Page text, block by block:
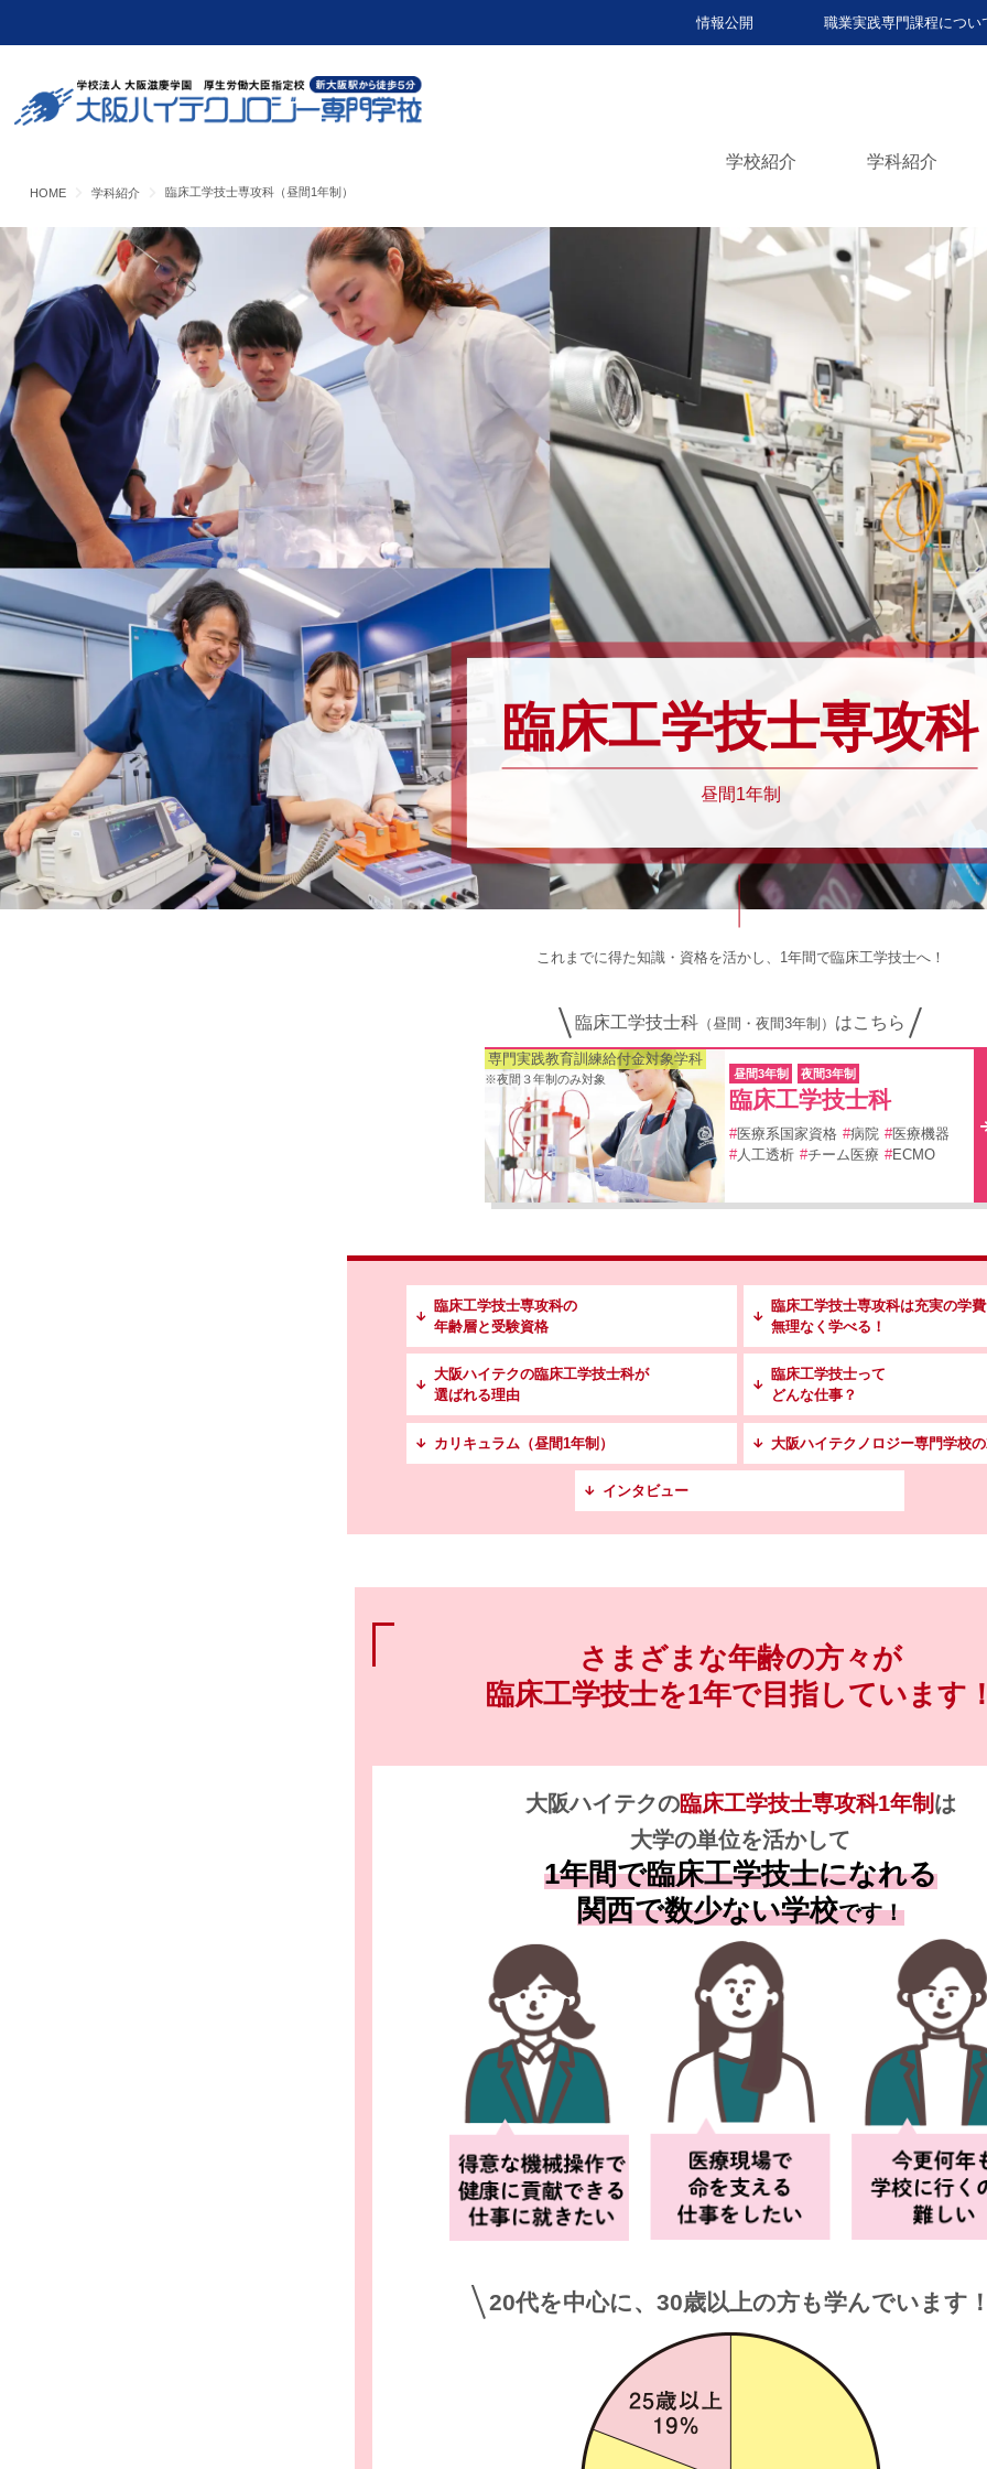
情報公開 職業実践専門課程につい
学校紹介 学科紹介
HOME 学科紹介 臨床工学技士専攻科（昼間1年制）
臨床工学技士専攻科
昼間1年制
これまでに得た知識・資格を活かし、1年間で臨床工学技士へ！
臨床工学技士科 （昼間・夜間3年制） はこちら
専門実践教育訓練給付金対象学科
※夜間３年制のみ対象 昼間3年制 夜間3年制
臨床工学技士科
#医療系国家資格 #病院 #医療機器
#人工透析 #チーム医療 #ECMO
臨床工学技士専攻科の
年齢層と受験資格
臨床工学技士専攻科は充実の学
無理なく学べる！
大阪ハイテクの臨床工学技士科が
選ばれる理由
臨床工学技士って
どんな仕事？
カリキュラム（昼間1年制） 大阪ハイテクノロジー専門学校
インタビュー
さまざまな年齢の方々が
臨床工学技士を1年で目指しています
大阪ハイテクの臨床工学技士専攻科1年制は
大学の単位を活かして
1年間で臨床工学技士になれる
関西で数少ない学校です！
20代を中心に、30歳以上の方も学んでいます